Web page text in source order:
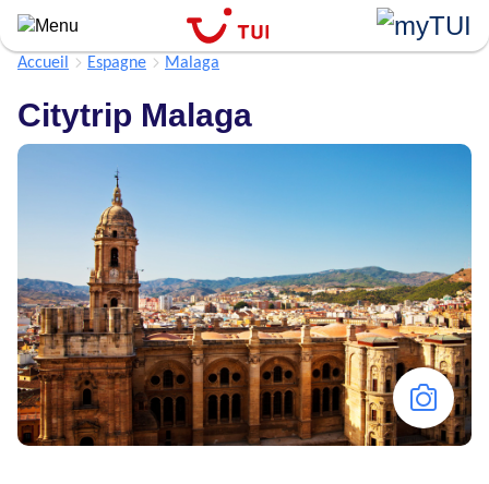
Aller
au
contenu
Accueil Espagne Malaga
Citytrip Malaga